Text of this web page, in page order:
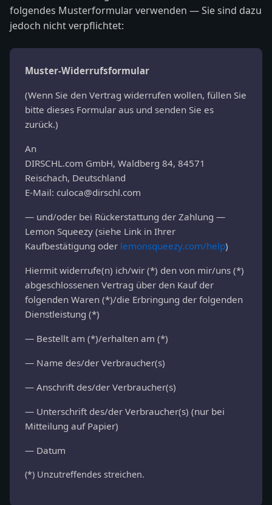
folgendes Musterformular verwenden — Sie sind dazu
jedoch nicht verpflichtet:
Muster-Widerrufsformular
(Wenn Sie den Vertrag widerrufen wollen, füllen Sie
bitte dieses Formular aus und senden Sie es
zurück.)
An
DIRSCHL.com GmbH, Waldberg 84, 84571
Reischach, Deutschland
E-Mail: culoca@dirschl.com
— und/oder bei Rückerstattung der Zahlung —
Lemon Squeezy (siehe Link in Ihrer
Kaufbestätigung oder lemonsqueezy.com/help)
Hiermit widerrufe(n) ich/wir (*) den von mir/uns (*)
abgeschlossenen Vertrag über den Kauf der
folgenden Waren (*)/die Erbringung der folgenden
Dienstleistung (*)
— Bestellt am (*)/erhalten am (*)
— Name des/der Verbraucher(s)
— Anschrift des/der Verbraucher(s)
— Unterschrift des/der Verbraucher(s) (nur bei
Mitteilung auf Papier)
— Datum
(*) Unzutreffendes streichen.